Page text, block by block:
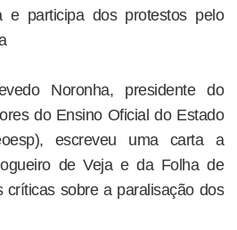
e participa dos protestos pelo
Noronha, presidente do
do Ensino Oficial do Estado
escreveu uma carta a
de Veja e da Folha de
críticas sobre a paralisação dos